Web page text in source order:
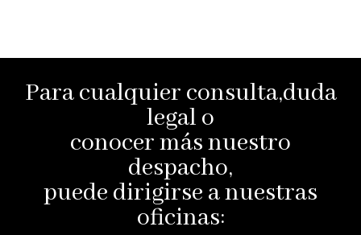
Para cualquier consulta,duda
legal o
conocer más nuestro
despacho,
puede dirigirse a nuestras
oficinas: